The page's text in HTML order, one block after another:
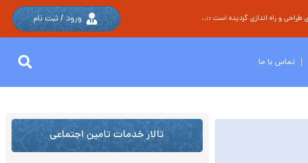
طراحی و راه اندازی گردیده است ::.. ورود / ثبت نام
تماس با ما
تالار خدمات تامین اجتماعی